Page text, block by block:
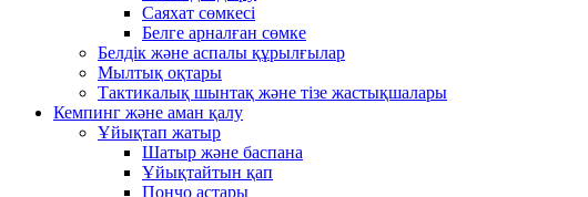
Саяхат сөмкесі
Белге арналған сөмке
Белдік және аспалы құрылғылар
Мылтық оқтары
Тактикалық шынтақ және тізе жастықшалары
Кемпинг және аман қалу
Ұйықтап жатыр
Шатыр және баспана
Ұйықтайтын қап
Пончо астары